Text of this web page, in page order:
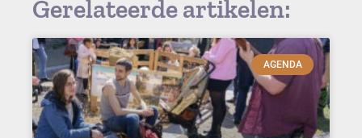
Gerelateerde artikelen:
AGENDA